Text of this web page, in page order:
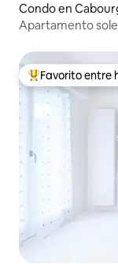
Condo en
Apartamento
Favorito entre
Favorito entre